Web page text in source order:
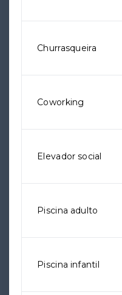
Churrasqueira
Coworking
Elevador social
Piscina adulto
Piscina infantil